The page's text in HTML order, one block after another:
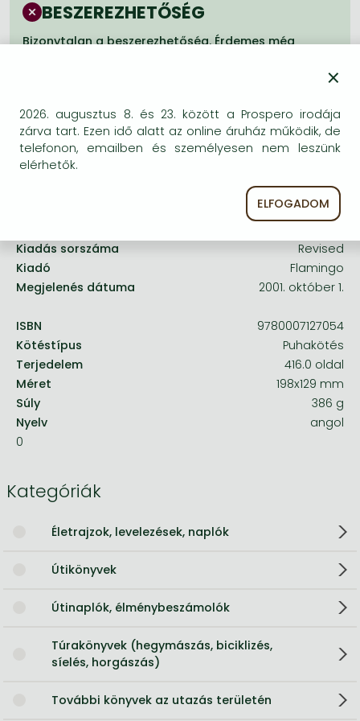
Frieren manga
Bleach manga
BESZEREZHETŐSÉG
Bizonytalan a beszerezhetőség. Érdemes még
Kiadás sorszáma
Revised
Kiadó
Flamingo
Megjelenés dátuma
2001. október 1.
ISBN
9780007127054
Kötéstípus
Puhakötés
Terjedelem
416.0 oldal
Méret
198x129 mm
Súly
386 g
Nyelv
angol
0
Kategóriák
Életrajzok, levelezések, naplók
Útikönyvek
Útinaplók, élménybeszámolók
Túrakönyvek (hegymászás, biciklizés,
síelés, horgászás)
További könyvek az utazás területén
×
2026. augusztus 8. és 23. között a Prospero irodája
zárva tart. Ezen idő alatt az online áruház működik, de
telefonon, emailben és személyesen nem leszünk
elérhetők.
ELFOGADOM